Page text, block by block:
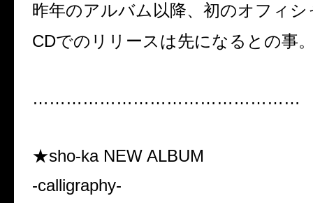
昨年のアルバム以降、初のオフィシ
CDでのリリースは先になるとの事
…………………………………………
★sho-ka NEW ALBUM
-calligraphy-